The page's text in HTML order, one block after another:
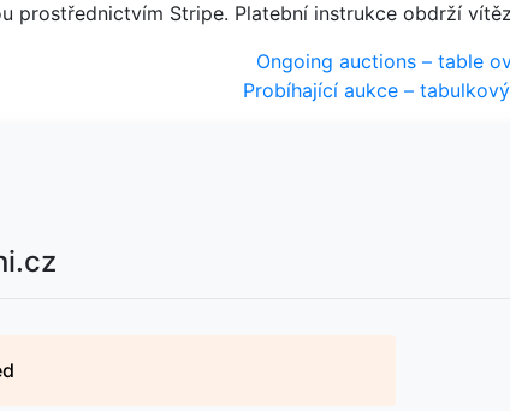
prostřednictvím Stripe. Platební instrukce obdrží
Ongoing auctions – table
Probíhající aukce –